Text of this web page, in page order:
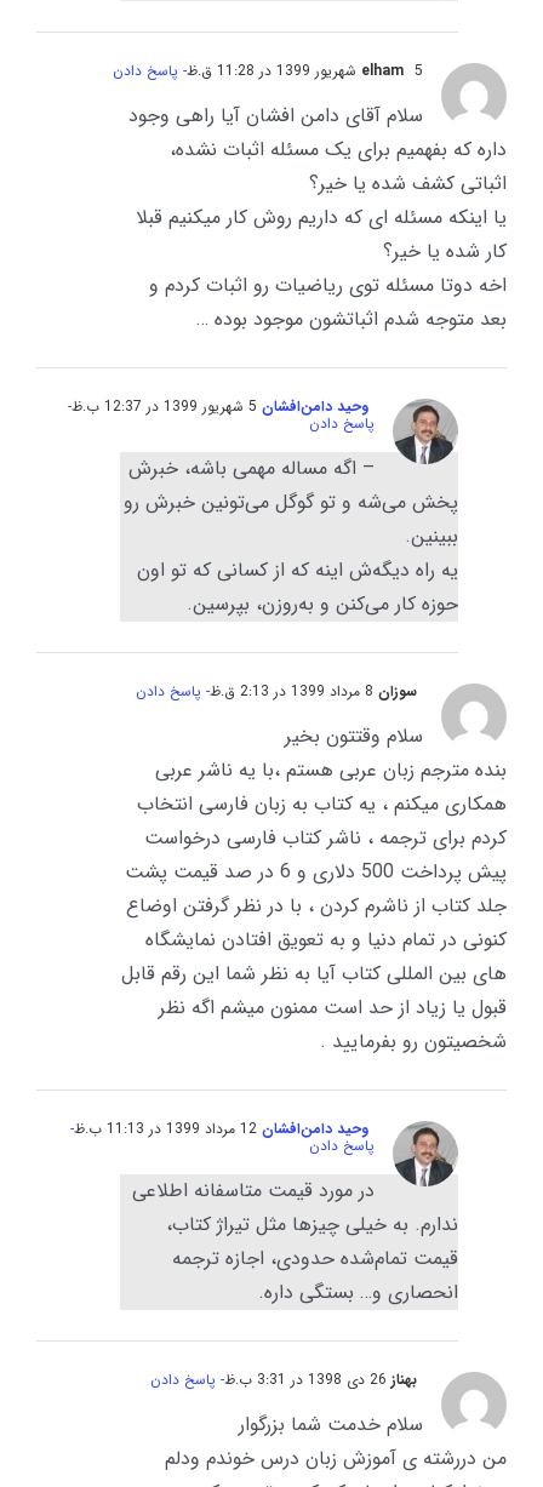
elham 5 شهریور 1399 در 11:28 ق.ظ - پاسخ دادن
سلام آقای دامن افشان آیا راهی وجود
داره که بفهمیم برای یک مسئله اثبات نشده،
اثباتی کشف شده یا خیر؟
یا اینکه مسئله ای که داریم روش کار میکنیم قبلا
کار شده یا خیر؟
اخه دوتا مسئله توی ریاضیات رو اثبات کردم و
بعد متوجه شدم اثباتشون موجود بوده …
وحید دامن‌افشان -
پاسخ دادن
– اگه مساله مهمی باشه، خبرش
پخش می‌شه و تو گوگل می‌تونین خبرش رو
ببینین.
یه راه دیگه‌ش اینه که از کسانی که تو اون
حوزه کار می‌کنن و به‌روزن، بپرسین.
سوزان - پاسخ دادن
سلام وقتتون بخير
بنده مترجم زبان عربى هستم ،با يه ناشر عربى
همكارى ميكنم ، يه كتاب به زبان فارسى انتخاب
كردم براى ترجمه ، ناشر كتاب فارسى درخواست
پيش پرداخت 500 دلارى و 6 در صد قيمت پشت
جلد كتاب از ناشرم كردن ، با در نظر گرفتن اوضاع
كنونى در تمام دنيا و به تعويق افتادن نمايشگاه
هاى بين المللى كتاب آيا به نظر شما اين رقم قابل
قبول يا زياد از حد است ممنون ميشم اگه نظر
شخصيتون رو بفرماييد .
وحید دامن‌افشان -
پاسخ دادن
در مورد قیمت متاسفانه اطلاعی
ندارم. به خیلی چیزها مثل تیراژ کتاب،
قیمت تمام‌شده حدودی، اجازه ترجمه
انحصاری و… بستگی داره.
بهناز - پاسخ دادن
سلام خدمت شما بزرگوار
من دررشته ی آموزش زبان درس خوندم ودلم